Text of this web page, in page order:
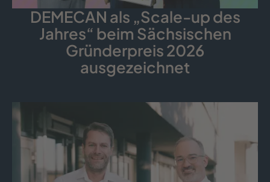
DEMECAN als „Scale-up des
Jahres“ beim Sächsischen
Gründerpreis 2026
ausgezeichnet